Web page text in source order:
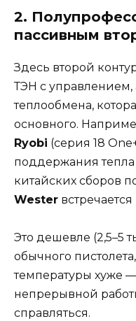
2.
пассивным
Здесь второй
ТЭН с управлением,
теплообмена,
основного.
Ryobi (серия 18
поддержания
китайских сборов
Wester
Это дешевле (2,5–5
обычного
температуры хуже
непрерывной
справляться.